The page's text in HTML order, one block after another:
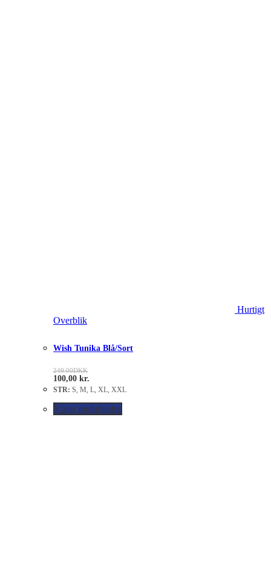
Hurtigt
Overblik
Wish Tunika Blå/Sort
249.00DKK
100,00 kr.
STR: S, M, L, XL, XXL
Vælg muligheder